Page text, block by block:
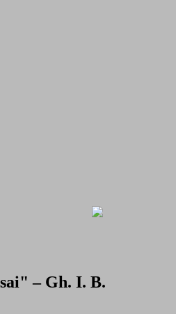
– Gh. I. B.